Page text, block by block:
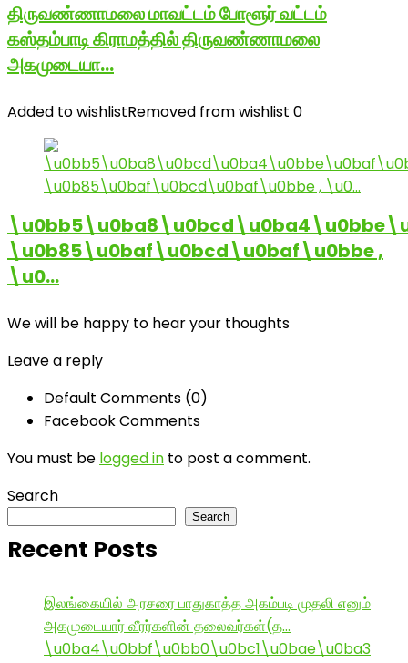
திருவண்ணாமலை மாவட்டம் போளூர் வட்டம்
கஸ்தம்பாடி கிராமத்தில் திருவண்ணாமலை
அகமுடையா…
Added to wishlistRemoved from wishlist 0
\u0b85\u0baf\u0bcd\u0baf\u0bbe ,
\u0…
We will be happy to hear your thoughts
Leave a reply
Default Comments (0)
Facebook Comments
You must be logged in to post a comment.
Search
Search
Recent Posts
இலங்கையில் அரசரை பாதுகாத்த அகம்படி முதலி எனும்
அகமுடையார் வீரர்களின் தலைவர்கள்(த…
\u0ba4\u0bbf\u0bb0\u0bc1\u0bae\u0ba3